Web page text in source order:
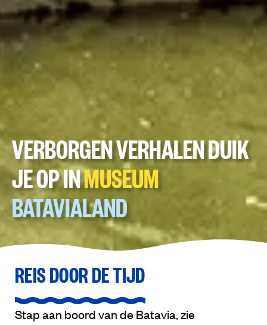
VERBORGEN VERHALEN DUIK
JE OP INMUSEUM
BATAVIALAND
REIS DOOR DE TIJD
Stap aan boord van de Batavia, zie